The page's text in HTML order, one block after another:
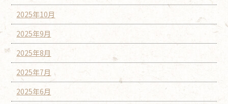
2025年10月
2025年9月
2025年8月
2025年7月
2025年6月